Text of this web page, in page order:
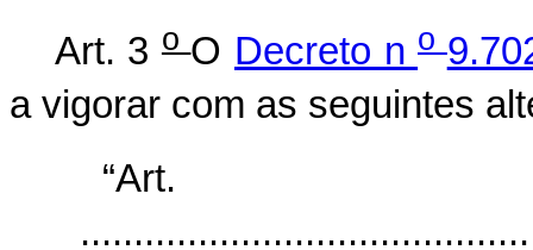
Art. 3o O Decreto no
a vigorar com as seguintes